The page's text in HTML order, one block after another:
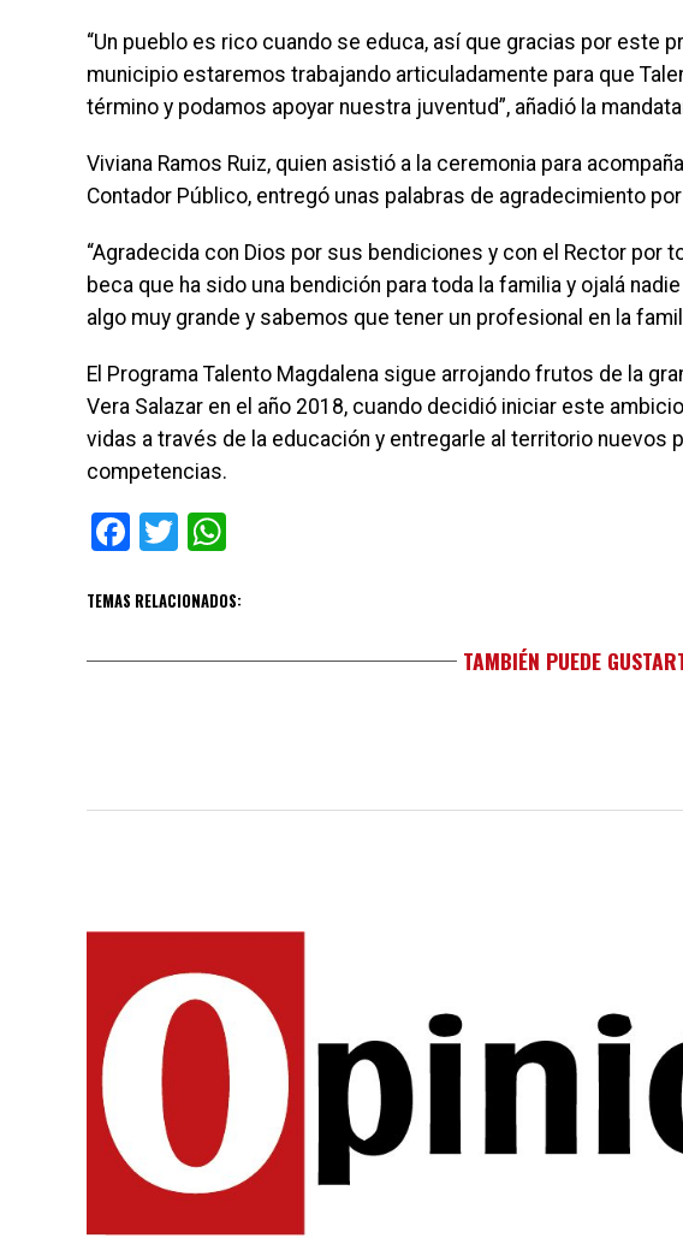
“Un pueblo es rico cuando se educa, así que gracias por este
municipio estaremos trabajando articuladamente para que
término y podamos apoyar nuestra juventud”, añadió la
Viviana Ramos Ruiz, quien asistió a la ceremonia para
Contador Público, entregó unas palabras de agradecimiento
“Agradecida con Dios por sus bendiciones y con el Rector por
beca que ha sido una bendición para toda la familia y ojalá
algo muy grande y sabemos que tener un profesional en la
El Programa Talento Magdalena sigue arrojando frutos de la
Vera Salazar en el año 2018, cuando decidió iniciar este
vidas a través de la educación y entregarle al territorio
competencias.
Facebook
Twitter
TEMAS RELACIONADOS:
TAMBIÉN PUEDE